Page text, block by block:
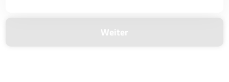
Weiter